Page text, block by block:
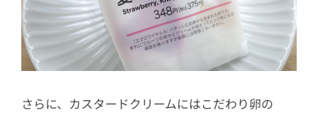
さらに、カスタードクリームにはこだわり卵の